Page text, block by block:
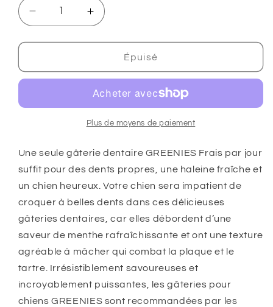
Réduire
la
quantité
GREENIES
Gâteries
chiens
-
340g
Augmenter
la
quantité
GREENIES
Petit
Gâteries
dentaires
chiens
-
Épuisé
Plus de moyens de paiement
Une seule gâterie dentaire GREENIES Frais par jour
suffit pour des dents propres, une haleine fraîche et
un chien heureux. Votre chien sera impatient de
croquer à belles dents dans ces délicieuses
gâteries dentaires, car elles débordent d’une
saveur de menthe rafraîchissante et ont une texture
agréable à mâcher qui combat la plaque et le
tartre. Irrésistiblement savoureuses et
incroyablement puissantes, les gâteries pour
chiens GREENIES sont recommandées par les